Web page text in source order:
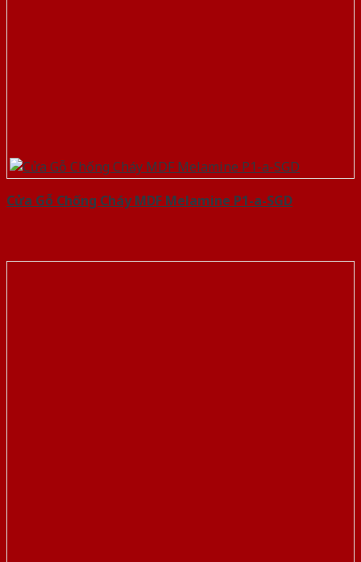
Cửa Gỗ Chống Cháy MDF Melamine P1-a-SGD